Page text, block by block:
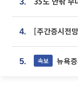
4.
5. 속보 뉴욕